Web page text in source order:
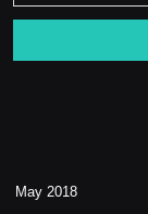
May 2018